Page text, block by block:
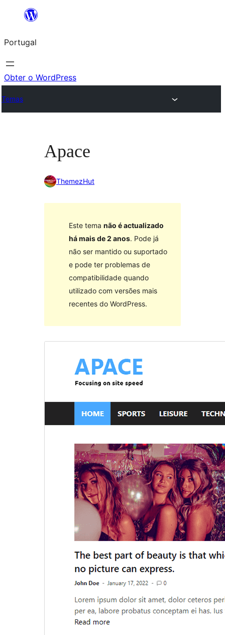
Saltar
o
conteúdo
Portugal
Obter o WordPress
Temas
Apace
ThemezHut
Este tema não é actualizado
há mais de 2 anos. Pode já
não ser mantido ou suportado
e pode ter problemas de
compatibilidade quando
utilizado com versões mais
recentes do WordPress.